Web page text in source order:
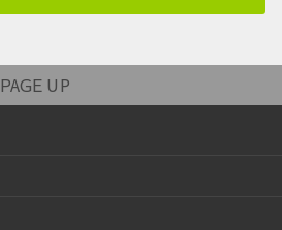
PAGE UP